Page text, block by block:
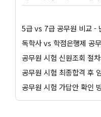
5급 vs 7급 공무원 비교 -
공무원 시험 신원조회 절
공무원 시험 최종합격 후
공무원 시험 가답안 확인